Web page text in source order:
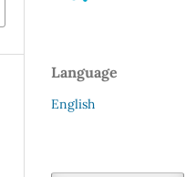
Language
English